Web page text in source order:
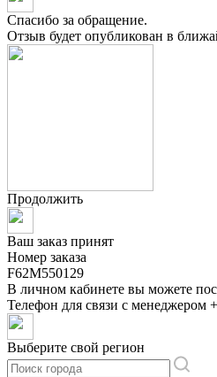
Спасибо за обращение.
Отзыв будет опубликован в
Продолжить
Ваш заказ принят
Номер заказа
F62M550129
В личном кабинете вы можете
Телефон для связи с менеджером
Выберите свой регион